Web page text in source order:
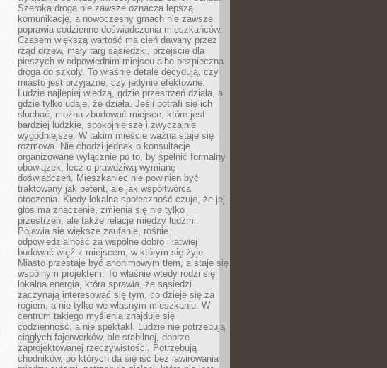
Szeroka droga nie zawsze oznacza lepszą
komunikację, a nowoczesny gmach nie zawsze
poprawia codzienne doświadczenia mieszkańców.
Czasem większą wartość ma cień dawany przez
rząd drzew, mały targ sąsiedzki, przejście dla
pieszych w odpowiednim miejscu albo bezpieczna
droga do szkoły. To właśnie detale decydują, czy
miasto jest przyjazne, czy jedynie efektowne.
Ludzie najlepiej wiedzą, gdzie przestrzeń działa, a
gdzie tylko udaje, że działa. Jeśli potrafi się ich
słuchać, można zbudować miejsce, które jest
bardziej ludzkie, spokojniejsze i zwyczajnie
wygodniejsze. W takim mieście ważna staje się
rozmowa. Nie chodzi jednak o konsultacje
organizowane wyłącznie po to, by spełnić formalny
obowiązek, lecz o prawdziwą wymianę
doświadczeń. Mieszkaniec nie powinien być
traktowany jak petent, ale jak współtwórca
otoczenia. Kiedy lokalna społeczność czuje, że jej
głos ma znaczenie, zmienia się nie tylko
przestrzeń, ale także relacje między ludźmi.
Pojawia się większe zaufanie, rośnie
odpowiedzialność za wspólne dobro i łatwiej
budować więź z miejscem, w którym się żyje.
Miasto przestaje być anonimowym tłem, a staje się
wspólnym projektem. To właśnie wtedy rodzi się
lokalna energia, która sprawia, że sąsiedzi
zaczynają interesować się tym, co dzieje się za
rogiem, a nie tylko we własnym mieszkaniu. W
centrum takiego myślenia znajduje się
codzienność, a nie spektakl. Ludzie nie potrzebują
ciągłych fajerwerków, ale stabilnej, dobrze
zaprojektowanej rzeczywistości. Potrzebują
chodników, po których da się iść bez lawirowania